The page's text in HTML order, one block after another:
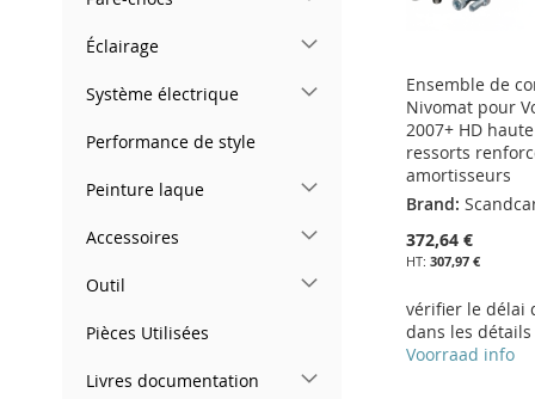
Ensemble de
Nivomat pour
2007+ HD
ressorts
amortisseurs
Brand:
372,64 €
307,97 €
vérifier le délai
dans les
Voorraad info
Ajouter au panier
Éclairage
Système électrique
Performance de style
Peinture laque
Accessoires
Outil
Pièces Utilisées
Livres documentation